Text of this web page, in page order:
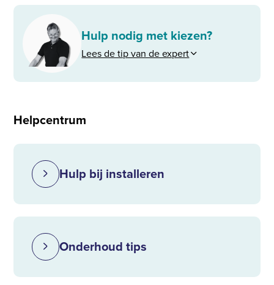
Hulp nodig met kiezen?
Lees de tip van de expert
Helpcentrum
Hulp bij installeren
Onderhoud tips